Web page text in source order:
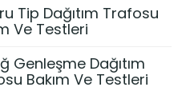
Tip Dağıtım Trafosu
Ve Testleri
Genleşme Dağıtım
Bakım Ve Testleri